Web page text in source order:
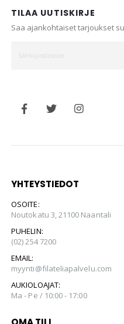
TILAA UUTISKIRJE
Saa ajankohtaiset tarjoukset
YHTEYSTIEDOT
OSOITE:
Noutokatu 3, 21100 Naantali
PUHELIN:
(02) 254 7200
EMAIL:
myynti@filateliapalvelu.com
AUKIOLOAJAT:
Ma - Pe / 10:00 - 17:00